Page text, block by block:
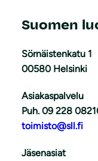
Suomen
Sörnäistenkatu 1
00580 Helsinki
Asiakaspalvelu
Puh. 09 228
toimisto@sll.fi
Jäsenasiat